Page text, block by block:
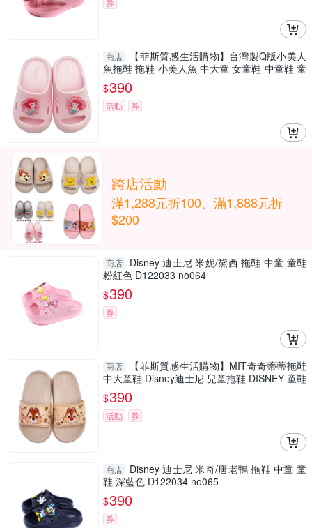
券
商店
【菲斯質感生活購物】台灣製Q版小美人
魚拖鞋 拖鞋 小美人魚 中大童 女童鞋 中童鞋 童
鞋
$390
活動 券
跨店活動
滿1,288元折100、滿1,888元折
$200
商店
Disney 迪士尼 米妮/黛西 拖鞋 中童 童鞋
粉紅色 D122033 no064
$390
券
商店
【菲斯質感生活購物】MIT奇奇蒂蒂拖鞋
中大童鞋 Disney迪士尼 兒童拖鞋 DISNEY 童鞋
迪士尼童鞋
$390
活動 券
商店
Disney 迪士尼 米奇/唐老鴨 拖鞋 中童 童
鞋 深藍色 D122034 no065
$390
券